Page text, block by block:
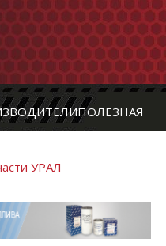
ПОЛЕЗНАЯ
УРАЛ